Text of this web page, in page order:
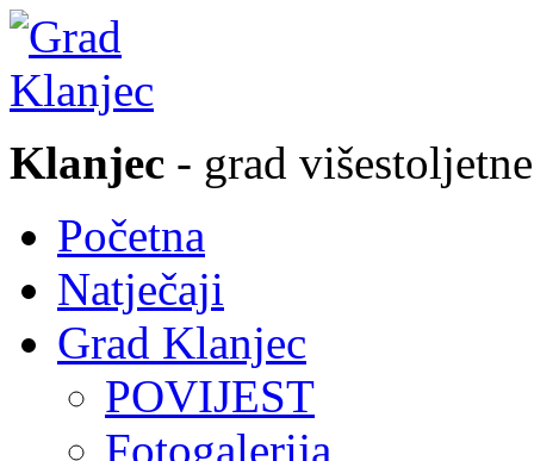
Klanjec - grad
Početna
Natječaji
Grad Klanjec
POVIJEST
Fotogalerija